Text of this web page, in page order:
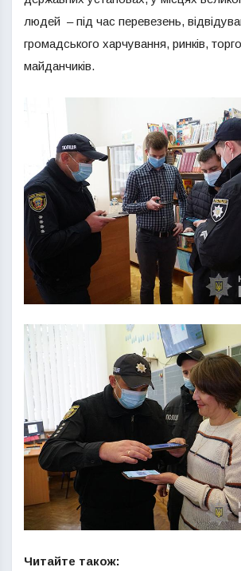
людей – під час перевезень,
громадського харчування, ринків,
майданчиків.
Читайте також: